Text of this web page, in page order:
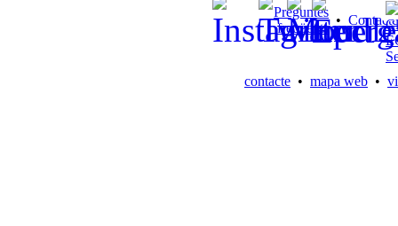
Preguntes
freqüents
• Contacte
contacte • mapa web •